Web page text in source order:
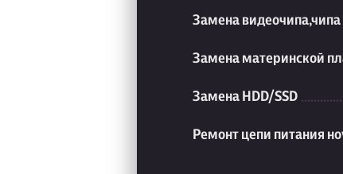
Замена
Замена материнской
Замена HDD/SSD
Ремонт цепи питания